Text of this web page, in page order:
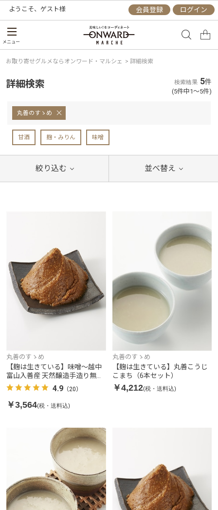
ようこそ、 ゲスト様 会員登録 ログイン
メニュー
お取り寄せグルメならオンワード・マルシェ > 詳細検索
詳細検索 検索結果 5件
(5件中1～5件)
丸善のすゝめ
甘酒 麹・みりん 味噌
絞り込む 並べ替え
丸善のすゝめ
【麹は生きている】味噌～越中
富山入善産 天然醸造手造り無添
加味噌～（3個セット）
4.9 （20）
￥3,564(税・送料込)
丸善のすゝめ
【麹は生きている】丸善こうじ
こまち（6本セット）
￥4,212(税・送料込)